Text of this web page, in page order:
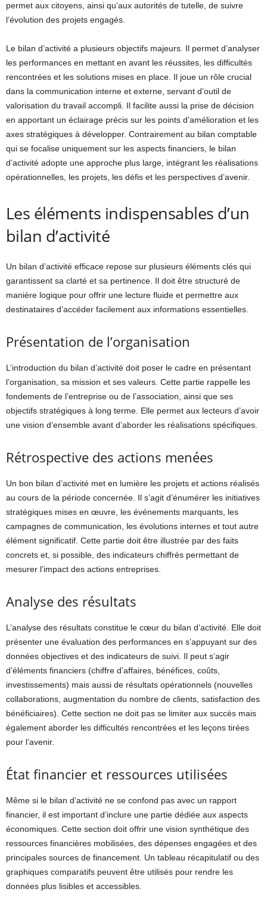
permet aux citoyens, ainsi qu’aux autorités de tutelle, de suivre
l’évolution des projets engagés.
Le bilan d’activité a plusieurs objectifs majeurs. Il permet d’analyser
les performances en mettant en avant les réussites, les difficultés
rencontrées et les solutions mises en place. Il joue un rôle crucial
dans la communication interne et externe, servant d’outil de
valorisation du travail accompli. Il facilite aussi la prise de décision
en apportant un éclairage précis sur les points d’amélioration et les
axes stratégiques à développer. Contrairement au bilan comptable
qui se focalise uniquement sur les aspects financiers, le bilan
d’activité adopte une approche plus large, intégrant les réalisations
opérationnelles, les projets, les défis et les perspectives d’avenir.
Les éléments indispensables d’un
bilan d’activité
Un bilan d’activité efficace repose sur plusieurs éléments clés qui
garantissent sa clarté et sa pertinence. Il doit être structuré de
manière logique pour offrir une lecture fluide et permettre aux
destinataires d’accéder facilement aux informations essentielles.
Présentation de l’organisation
L’introduction du bilan d’activité doit poser le cadre en présentant
l’organisation, sa mission et ses valeurs. Cette partie rappelle les
fondements de l’entreprise ou de l’association, ainsi que ses
objectifs stratégiques à long terme. Elle permet aux lecteurs d’avoir
une vision d’ensemble avant d’aborder les réalisations spécifiques.
Rétrospective des actions menées
Un bon bilan d’activité met en lumière les projets et actions réalisés
au cours de la période concernée. Il s’agit d’énumérer les initiatives
stratégiques mises en œuvre, les événements marquants, les
campagnes de communication, les évolutions internes et tout autre
élément significatif. Cette partie doit être illustrée par des faits
concrets et, si possible, des indicateurs chiffrés permettant de
mesurer l’impact des actions entreprises.
Analyse des résultats
L’analyse des résultats constitue le cœur du bilan d’activité. Elle doit
présenter une évaluation des performances en s’appuyant sur des
données objectives et des indicateurs de suivi. Il peut s’agir
d’éléments financiers (chiffre d’affaires, bénéfices, coûts,
investissements) mais aussi de résultats opérationnels (nouvelles
collaborations, augmentation du nombre de clients, satisfaction des
bénéficiaires). Cette section ne doit pas se limiter aux succès mais
également aborder les difficultés rencontrées et les leçons tirées
pour l’avenir.
État financier et ressources utilisées
Même si le bilan d’activité ne se confond pas avec un rapport
financier, il est important d’inclure une partie dédiée aux aspects
économiques. Cette section doit offrir une vision synthétique des
ressources financières mobilisées, des dépenses engagées et des
principales sources de financement. Un tableau récapitulatif ou des
graphiques comparatifs peuvent être utilisés pour rendre les
données plus lisibles et accessibles.